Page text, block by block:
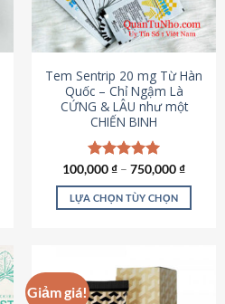
chọn
có
thể
chọn
trên
trang
sản
phẩm
Tem Sentrip 20 mg Từ Hàn
Quốc – Chỉ Ngậm Là
CỨNG & LÂU như một
CHIẾN BINH
Được xếp
hạng5.00
5 sao
100,000₫ – 750,000₫
LỰA CHỌN TÙY CHỌN
có
nhiều
Giảm giá!